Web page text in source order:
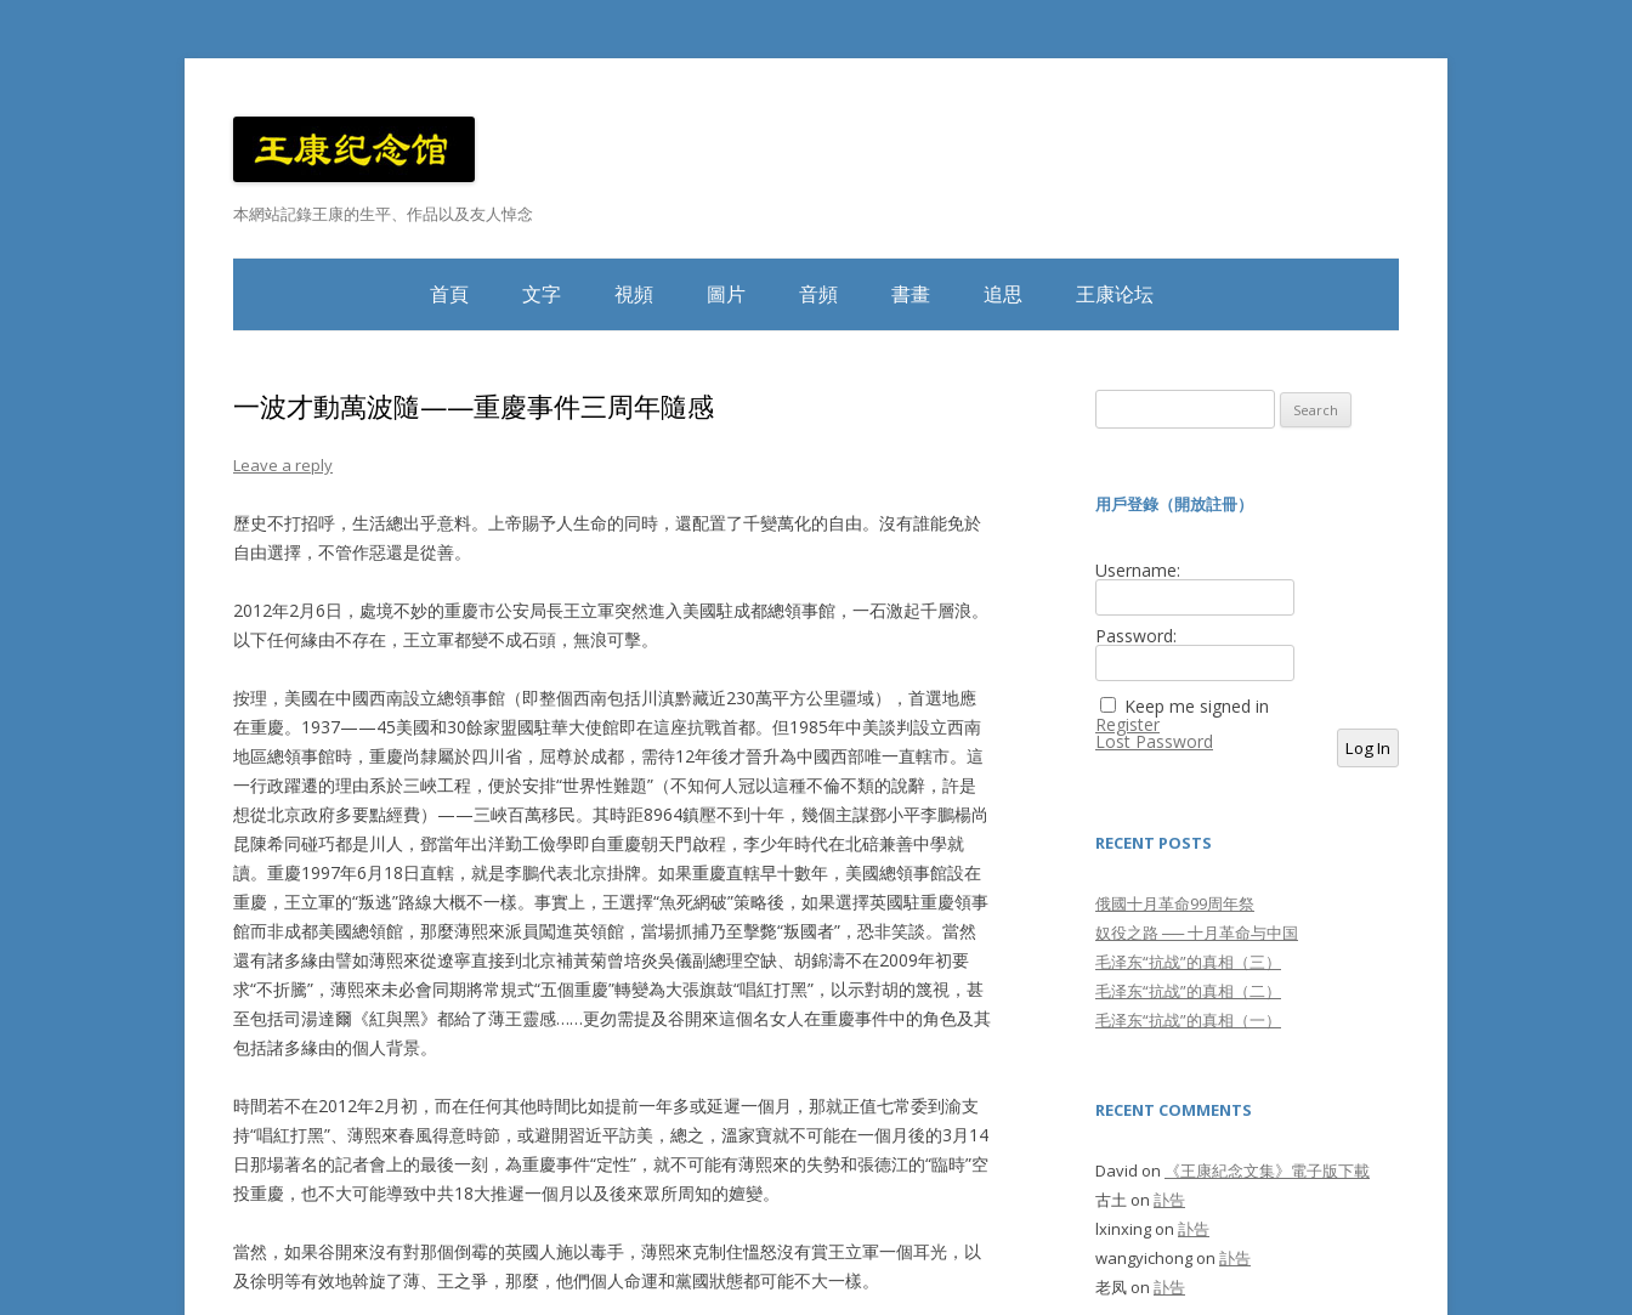
本網站記錄王康的生平、作品以及友人悼念
Skip
to
content
首頁 文字
民國時代
書信往還
祭祀時代
歐洲思想
東西傳統
視頻
海外媒體
圖片
八九六四
浩氣長流時期
流亡時期
重病時期
王康先生骨灰墓葬
音頻 書畫
書法作品
百人圖
追思 王康论坛
一波才動萬波隨——重慶事件三周年隨感
Leave a reply
歷史不打招呼，生活總出乎意料。上帝賜予人生命的同時，還配置了千變萬化的自由。沒有誰能免於
自由選擇，不管作惡還是從善。
2012年2月6日，處境不妙的重慶市公安局長王立軍突然進入美國駐成都總領事館，一石激起千層浪。
以下任何緣由不存在，王立軍都變不成石頭，無浪可擊。
按理，美國在中國西南設立總領事館（即整個西南包括川滇黔藏近230萬平方公里疆域），首選地應
在重慶。1937——45美國和30餘家盟國駐華大使館即在這座抗戰首都。但1985年中美談判設立西南
地區總領事館時，重慶尚隸屬於四川省，屈尊於成都，需待12年後才晉升為中國西部唯一直轄市。這
一行政躍遷的理由系於三峽工程，便於安排“世界性難題”（不知何人冠以這種不倫不類的說辭，許是
想從北京政府多要點經費）——三峽百萬移民。其時距8964鎮壓不到十年，幾個主謀鄧小平李鵬楊尚
昆陳希同碰巧都是川人，鄧當年出洋勤工儉學即自重慶朝天門啟程，李少年時代在北碚兼善中學就
讀。重慶1997年6月18日直轄，就是李鵬代表北京掛牌。如果重慶直轄早十數年，美國總領事館設在
重慶，王立軍的“叛逃”路線大概不一樣。事實上，王選擇“魚死網破”策略後，如果選擇英國駐重慶領事
館而非成都美國總領館，那麼薄熙來派員闖進英領館，當場抓捕乃至擊斃“叛國者”，恐非笑談。當然
還有諸多緣由譬如薄熙來從遼寧直接到北京補黃菊曾培炎吳儀副總理空缺、胡錦濤不在2009年初要
求“不折騰”，薄熙來未必會同期將常規式“五個重慶”轉變為大張旗鼓“唱紅打黑”，以示對胡的篾視，甚
至包括司湯達爾《紅與黑》都給了薄王靈感……更勿需提及谷開來這個名女人在重慶事件中的角色及其
包括諸多緣由的個人背景。
時間若不在2012年2月初，而在任何其他時間比如提前一年多或延遲一個月，那就正值七常委到渝支
持“唱紅打黑”、薄熙來春風得意時節，或避開習近平訪美，總之，溫家寶就不可能在一個月後的3月14
日那場著名的記者會上的最後一刻，為重慶事件“定性”，就不可能有薄熙來的失勢和張德江的“臨時”空
投重慶，也不大可能導致中共18大推遲一個月以及後來眾所周知的嬗變。
當然，如果谷開來沒有對那個倒霉的英國人施以毒手，薄熙來克制住慍怒沒有賞王立軍一個耳光，以
及徐明等有效地斡旋了薄、王之爭，那麼，他們個人命運和黨國狀態都可能不大一樣。
for:
用戶登錄（開放註冊）
Username:
Password:
Keep me signed in
Log In
Register
Lost Password
RECENT POSTS
俄國十月革命99周年祭
奴役之路 ── 十月革命与中国
毛泽东“抗战”的真相（三）
毛泽东“抗战”的真相（二）
毛泽东“抗战”的真相（一）
RECENT COMMENTS
David on
《王康紀念文集》電子版下載
古土 on 訃告
lxinxing on 訃告
wangyichong on 訃告
老凤 on 訃告